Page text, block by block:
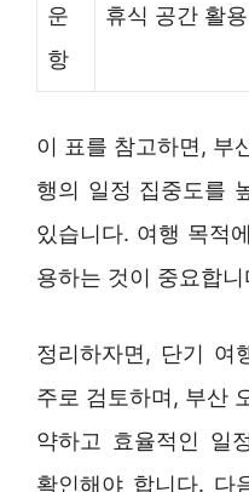
운
항
휴식 공간 활용
이 표를 참고하면, 부
행의 일정 집중도를
있습니다. 여행 목적
용하는 것이 중요합니
정리하자면, 단기 여
주로 검토하며, 부산
약하고 효율적인 일
확인해야 합니다. 다